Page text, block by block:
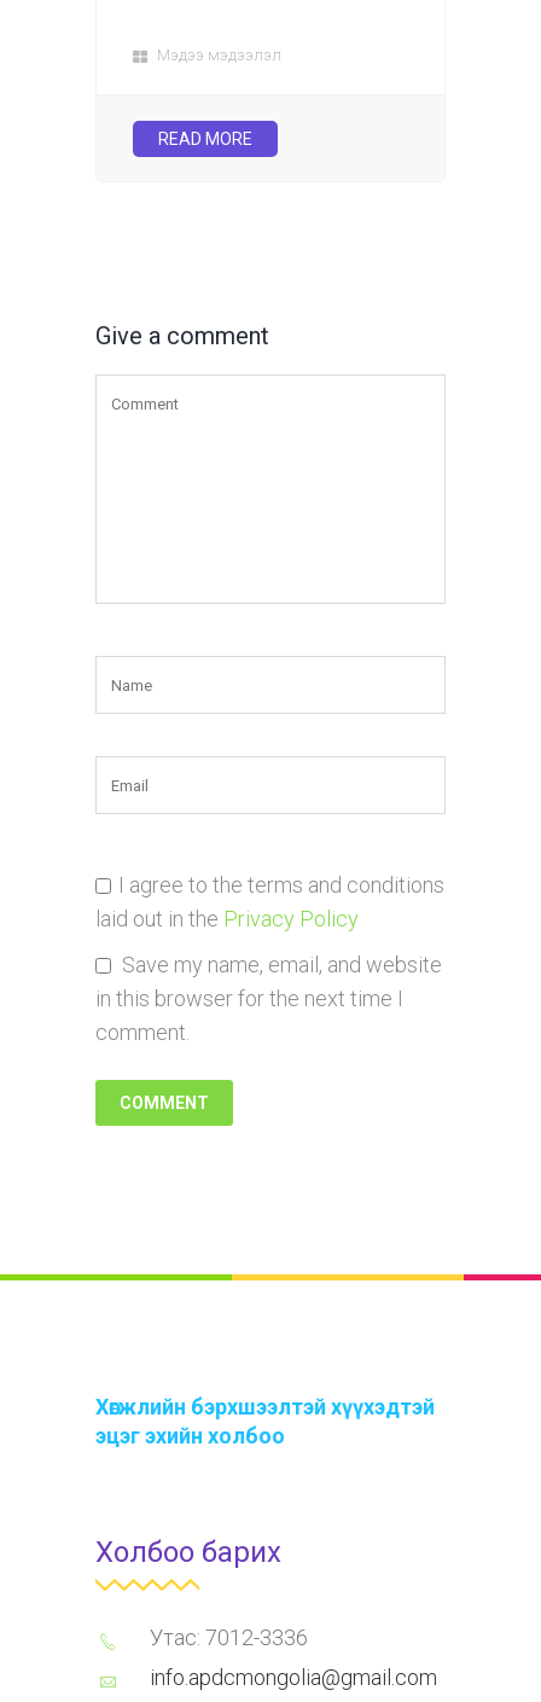
Мэдээ мэдээлэл
READ MORE
Give a comment
I agree to the terms and conditions
laid out in the Privacy Policy
Save my name, email, and website
in this browser for the next time I
comment.
Хөгжлийн бэрхшээлтэй хүүхэдтэй
эцэг эхийн холбоо
Холбоо барих
Утас: 7012-3336
info.apdcmongolia@gmail.com